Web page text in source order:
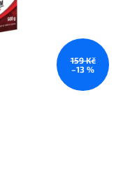
159 Kč
–13 %